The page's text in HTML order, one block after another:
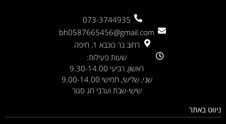
073-3744935
bh0587665456@gmail.com
רחוב בר כוכבא 1, חיפה
שעות פעילות:
ראשון, רביעי 9.30-14.00
שני, שלישי, חמישי 9.00-14.00
שישי-שבת וערבי חג סגור
ניווט באתר